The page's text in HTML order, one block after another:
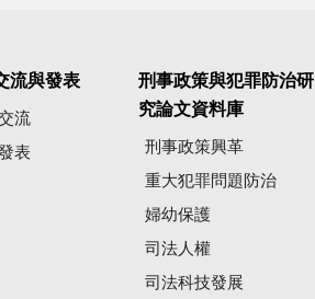
流與發表
流
表
刑事政策與犯罪防治研
究論文資料庫
刑事政策興革
重大犯罪問題防治
婦幼保護
司法人權
司法科技發展